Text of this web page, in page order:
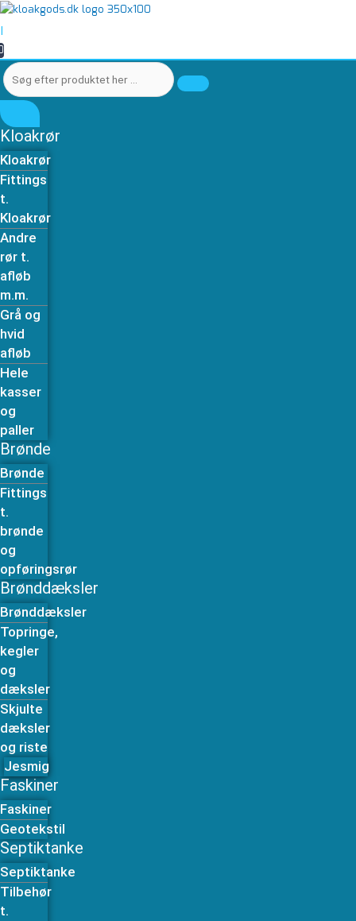
Gå
til
indholdet
|
Søg
produktet
her
…
Kloakrør
Kloakrør
Fittings
t.
Kloakrør
Andre
rør t.
afløb
m.m.
Grå og
hvid
afløb
Hele
kasser
og
paller
Brønde
Brønde
Fittings
t.
brønde
og
opføringsrør
Brønddæksler
Brønddæksler
Topringe,
kegler
og
dæksler
Skjulte
dæksler
og riste
Jesmig
Faskiner
Faskiner
Geotekstil
Septiktanke
Septiktanke
Tilbehør
t.
Søg
produktet
her
…
Forlængerkit
meter
i
Ø40
WaterCare
pumpebrønde
antal